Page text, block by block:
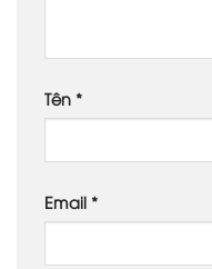
Tên *
Email *